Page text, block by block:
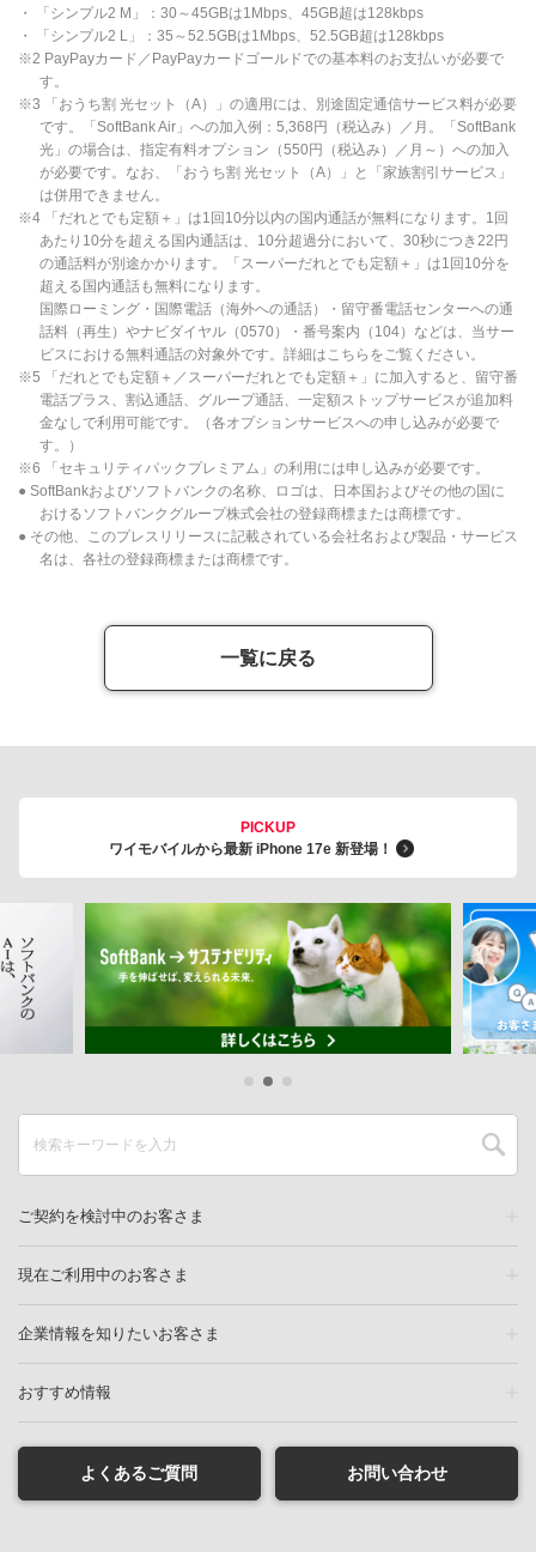
・ 「シンプル2 M」：30～45GBは1Mbps、45GB超は128kbps
・ 「シンプル2 L」：35～52.5GBは1Mbps、52.5GB超は128kbps
※2 PayPayカード／PayPayカードゴールドでの基本料のお支払いが必要で
す。
※3 「おうち割 光セット（A）」の適用には、別途固定通信サービス料が必要
です。「SoftBank Air」への加入例：5,368円（税込み）／月。「SoftBank
光」の場合は、指定有料オプション（550円（税込み）／月～）への加入
が必要です。なお、「おうち割 光セット（A）」と「家族割引サービス」
は併用できません。
※4 「だれとでも定額＋」は1回10分以内の国内通話が無料になります。1回
あたり10分を超える国内通話は、10分超過分において、30秒につき22円
の通話料が別途かかります。「スーパーだれとでも定額＋」は1回10分を
超える国内通話も無料になります。
国際ローミング・国際電話（海外への通話）・留守番電話センターへの通
話料（再生）やナビダイヤル（0570）・番号案内（104）などは、当サー
ビスにおける無料通話の対象外です。詳細はこちらをご覧ください。
※5 「だれとでも定額＋／スーパーだれとでも定額＋」に加入すると、留守番
電話プラス、割込通話、グループ通話、一定額ストップサービスが追加料
金なしで利用可能です。（各オプションサービスへの申し込みが必要で
す。）
※6 「セキュリティパックプレミアム」の利用には申し込みが必要です。
● SoftBankおよびソフトバンクの名称、ロゴは、日本国およびその他の国に
おけるソフトバンクグループ株式会社の登録商標または商標です。
● その他、このプレスリリースに記載されている会社名および製品・サービス
名は、各社の登録商標または商標です。
一覧に戻る
PICKUP
ワイモバイルから最新 iPhone 17e 新登場！
ご契約を検討中のお客さま
現在ご利用中のお客さま
企業情報を知りたいお客さま
おすすめ情報
よくあるご質問 お問い合わせ